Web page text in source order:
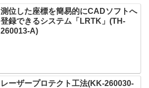
測位した座標を簡易的にCADソフトへ
登録できるシステム「LRTK」(TH-
260013-A)
レーザープロテクト⼯法(KK-260030-